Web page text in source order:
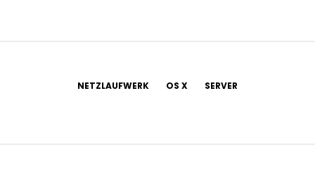
NETZLAUFWERK OS X SERVER